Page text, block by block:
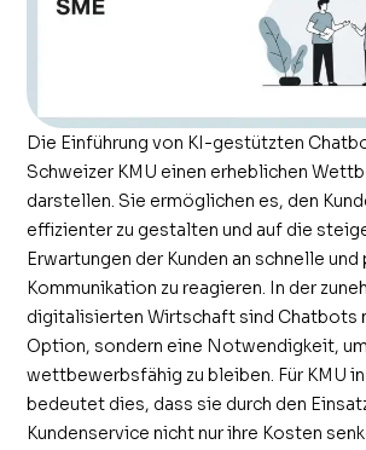
Die Einführung von KI-gestützten
Schweizer KMU einen erheblichen
darstellen. Sie ermöglichen es, den
effizienter zu gestalten und auf die
Erwartungen der Kunden an schnelle und
Kommunikation zu reagieren. In der
digitalisierten Wirtschaft sind Chatbots
Option, sondern eine Notwendigkeit, um
wettbewerbsfähig zu bleiben. Für KMU
bedeutet dies, dass sie durch den
Kundenservice nicht nur ihre Kosten